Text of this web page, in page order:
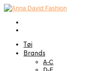
Tøj
Brands
A-C